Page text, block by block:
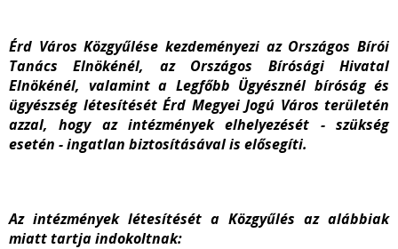
Érd Város Közgyűlése kezdeményezi az Országos Bírói
Tanács Elnökénél, az Országos Bírósági Hivatal
Elnökénél, valamint a Legfőbb Ügyésznél bíróság és
ügyészség létesítését Érd Megyei Jogú Város területén
azzal, hogy az intézmények elhelyezését - szükség
esetén - ingatlan biztosításával is elősegíti.
Az intézmények létesítését a Közgyűlés az alábbiak
miatt tartja indokoltnak: